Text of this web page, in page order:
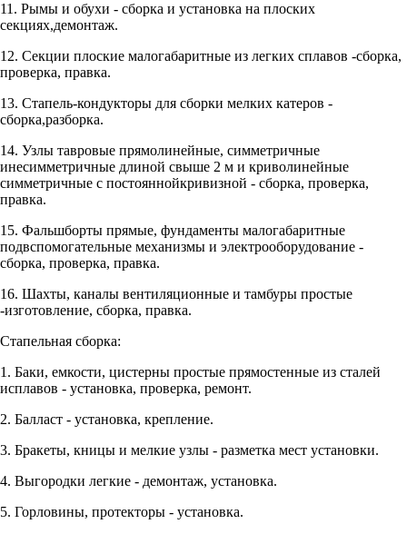
11. Рымы и обухи - сборка и установка на плоских
секциях,демонтаж.
12. Секции плоские малогабаритные из легких сплавов -сборка,
проверка, правка.
13. Стапель-кондукторы для сборки мелких катеров -
сборка,разборка.
14. Узлы тавровые прямолинейные, симметричные
инесимметричные длиной свыше 2 м и криволинейные
симметричные с постояннойкривизной - сборка, проверка,
правка.
15. Фальшборты прямые, фундаменты малогабаритные
подвспомогательные механизмы и электрооборудование -
сборка, проверка, правка.
16. Шахты, каналы вентиляционные и тамбуры простые
-изготовление, сборка, правка.
Стапельная сборка:
1. Баки, емкости, цистерны простые прямостенные из сталей
исплавов - установка, проверка, ремонт.
2. Балласт - установка, крепление.
3. Бракеты, кницы и мелкие узлы - разметка мест установки.
4. Выгородки легкие - демонтаж, установка.
5. Горловины, протекторы - установка.